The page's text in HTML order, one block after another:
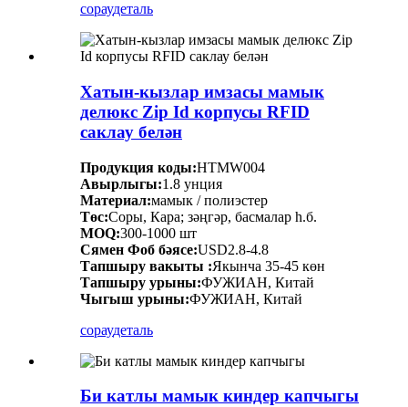
сораудеталь
Хатын-кызлар имзасы мамык
делюкс Zip Id корпусы RFID
саклау белән
Продукция коды:HTMW004
Авырлыгы:1.8 унция
Материал:мамык / полиэстер
Төс:Соры, Кара; зәңгәр, басмалар һ.б.
MOQ:300-1000 шт
Сямен Фоб бәясе:USD2.8-4.8
Тапшыру вакыты :Якынча 35-45 көн
Тапшыру урыны:ФУЖИАН, Китай
Чыгыш урыны:ФУЖИАН, Китай
сораудеталь
Би катлы мамык киндер капчыгы